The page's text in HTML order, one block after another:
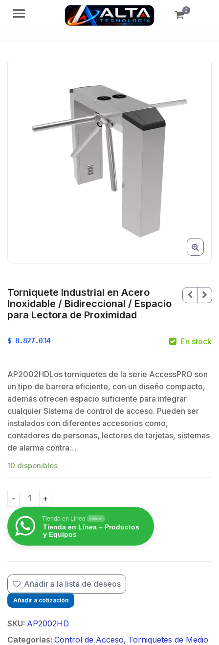
Menú 0
Torniquete Industrial en Acero
Inoxidable / Bidireccional / Espacio
para Lectora de Proximidad
$
$
$ 8.827.034 En stock
AP2002HDLos torniquetes de la serie AccessPRO son
un tipo de barrera eficiente, con un diseño compacto,
además ofrecen espacio suficiente para integrar
cualquier Sistema de control de acceso. Pueden ser
instalados con diferentes accesorios como,
contadores de personas, lectores de tarjetas, sistemas
de alarma contra…
10 disponibles
Torniquete Industrial en Acero Inoxidable /
Tienda en Línea Online
Tienda en Línea – Productos
y Equipos
Añadir a la lista de deseos
Añadir a cotización
SKU: AP2002HD
Categorías: Control de Acceso, Torniquetes de Medio